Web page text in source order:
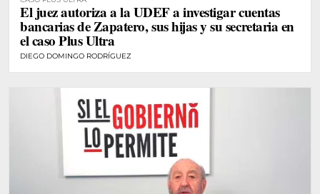
El juez autoriza a la UDEF a investigar cuentas
bancarias de Zapatero, sus hijas y su secretaria en
el caso Plus Ultra
DIEGO DOMINGO RODRÍGUEZ